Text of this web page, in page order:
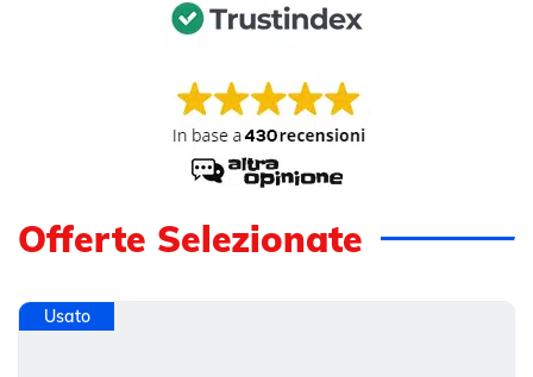
Offerte Selezionate
Usato